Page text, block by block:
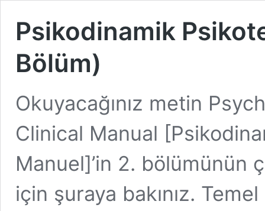
Psikodinamik
Bölüm)
Okuyacağınız metin
Clinical Manual
Manuel]’in 2. bölümünün
için şuraya bakınız.